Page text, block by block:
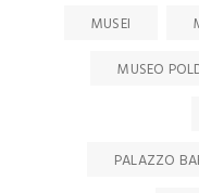
MUSEI
MUSEO
PALAZZO